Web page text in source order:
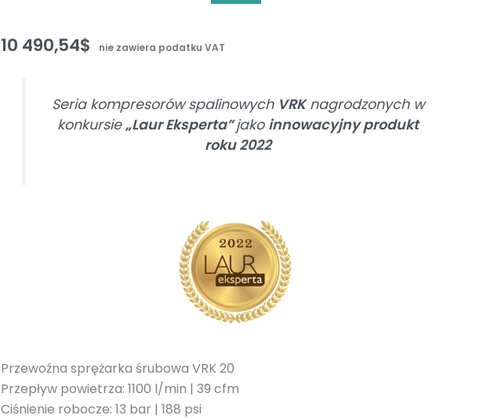
10 490,54$ nie zawiera podatku VAT
Seria kompresorów spalinowych VRKnagrodzonych w
konkursie„Laur Eksperta”jako innowacyjny produkt
roku 2022
Przewoźna sprężarka śrubowa VRK 20
Przepływ powietrza: 1100 l/min | 39 cfm
Ciśnienie robocze: 13 bar | 188 psi